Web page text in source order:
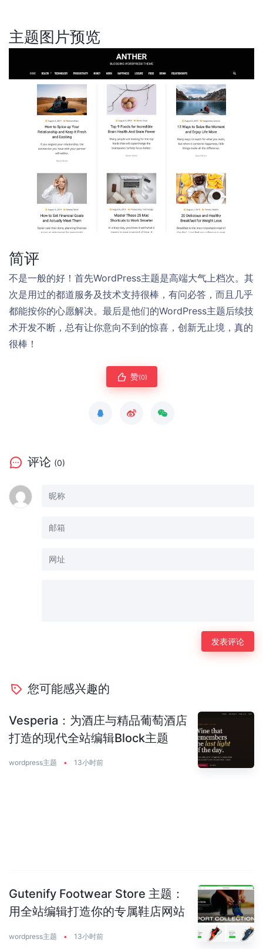
主题图片预览
简评
不是一般的好！首先WordPress主题是高端大气上档次。其
次是用过的都道服务及技术支持很棒，有问必答，而且几乎
都能按你的心愿解决。最后是他们的WordPress主题后续技
术开发不断，总有让你意向不到的惊喜，创新无止境，真的
很棒！
赞(0)
评论 (0)
您可能感兴趣的
Vesperia：为酒庄与精品葡萄酒店
打造的现代全站编辑Block主题
wordpress主题 • 13小时前
Gutenify Footwear Store 主题：
用全站编辑打造你的专属鞋店网站
wordpress主题 • 13小时前